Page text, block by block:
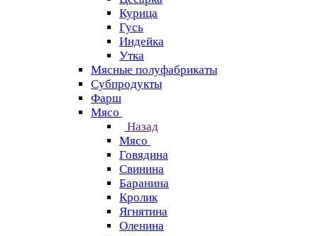
Курица
Гусь
Индейка
Утка
Мясные полуфабрикаты
Субпродукты
Фарш
Мясо
Назад
Мясо
Говядина
Свинина
Баранина
Кролик
Ягнятина
Оленина